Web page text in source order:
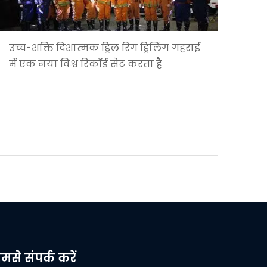
उच्च-शक्ति दिशात्मक ड्रिल रिग ड्रिलिंग गहराई
में एक नया विश्व रिकॉर्ड सेट करता है
संपर्क करें